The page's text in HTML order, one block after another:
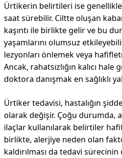
Ürtikerin belirtileri ise
saat sürebilir. Ciltte oluşan
kaşıntı ile birlikte gelir ve bu
yaşamlarını olumsuz
lezyonları önlemek veya
Ancak, rahatsızlığın kalıcı
doktora danışmak en sağlıklı
Ürtiker tedavisi, hastalığın
olarak değişir. Çoğu durumda,
ilaçlar kullanılarak belirtiler
birlikte, alerjiye neden olan
kaldırılması da tedavi sürecinin